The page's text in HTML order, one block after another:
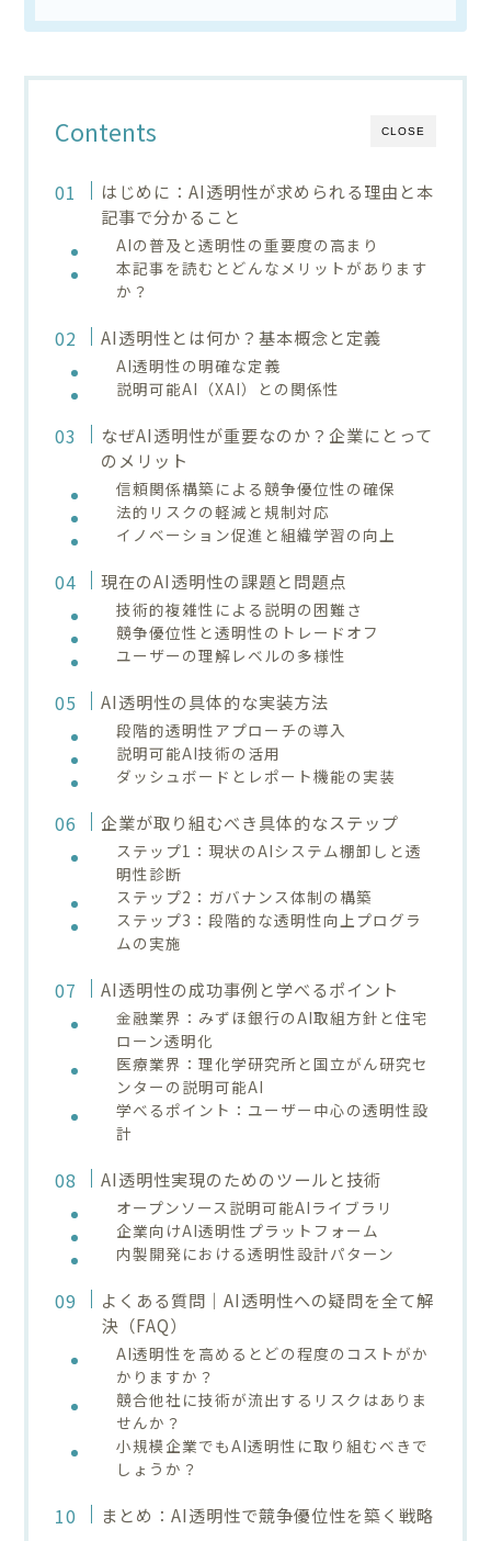
CLOSE
Contents
はじめに：AI透明性が求められる理由と本
記事で分かること
AIの普及と透明性の重要度の高まり
本記事を読むとどんなメリットがあります
か？
AI透明性とは何か？基本概念と定義
AI透明性の明確な定義
説明可能AI（XAI）との関係性
なぜAI透明性が重要なのか？企業にとって
のメリット
信頼関係構築による競争優位性の確保
法的リスクの軽減と規制対応
イノベーション促進と組織学習の向上
現在のAI透明性の課題と問題点
技術的複雑性による説明の困難さ
競争優位性と透明性のトレードオフ
ユーザーの理解レベルの多様性
AI透明性の具体的な実装方法
段階的透明性アプローチの導入
説明可能AI技術の活用
ダッシュボードとレポート機能の実装
企業が取り組むべき具体的なステップ
ステップ1：現状のAIシステム棚卸しと透
明性診断
ステップ2：ガバナンス体制の構築
ステップ3：段階的な透明性向上プログラ
ムの実施
AI透明性の成功事例と学べるポイント
金融業界：みずほ銀行のAI取組方針と住宅
ローン透明化
医療業界：理化学研究所と国立がん研究セ
ンターの説明可能AI
学べるポイント：ユーザー中心の透明性設
計
AI透明性実現のためのツールと技術
オープンソース説明可能AIライブラリ
企業向けAI透明性プラットフォーム
内製開発における透明性設計パターン
よくある質問｜AI透明性への疑問を全て解
決（FAQ）
AI透明性を高めるとどの程度のコストがか
かりますか？
競合他社に技術が流出するリスクはありま
せんか？
小規模企業でもAI透明性に取り組むべきで
しょうか？
まとめ：AI透明性で競争優位性を築く戦略